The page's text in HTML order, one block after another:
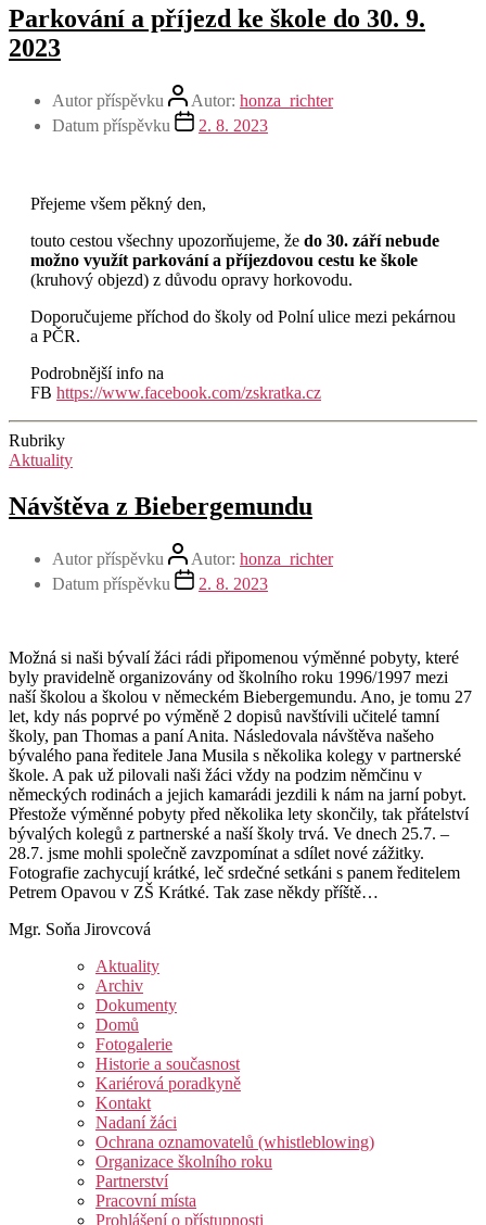
Parkování a příjezd ke škole do 30. 9.
2023
Autor příspěvku Autor: honza_richter
Datum příspěvku
2. 8. 2023
Přejeme všem pěkný den,
touto cestou všechny upozorňujeme, že do 30. září nebude
možno využít parkování a příjezdovou cestu ke škole
(kruhový objezd) z důvodu opravy horkovodu.
Doporučujeme příchod do školy od Polní ulice mezi pekárnou
a PČR.
Podrobnější info na
FB https://www.facebook.com/zskratka.cz
Rubriky
Aktuality
Návštěva z Biebergemundu
Autor příspěvku Autor: honza_richter
Datum příspěvku
2. 8. 2023
Možná si naši bývalí žáci rádi připomenou výměnné pobyty, které
byly pravidelně organizovány od školního roku 1996/1997 mezi
naší školou a školou v německém Biebergemundu. Ano, je tomu 27
let, kdy nás poprvé po výměně 2 dopisů navštívili učitelé tamní
školy, pan Thomas a paní Anita. Následovala návštěva našeho
bývalého pana ředitele Jana Musila s několika kolegy v partnerské
škole. A pak už pilovali naši žáci vždy na podzim němčinu v
německých rodinách a jejich kamarádi jezdili k nám na jarní pobyt.
Přestože výměnné pobyty před několika lety skončily, tak přátelství
bývalých kolegů z partnerské a naší školy trvá. Ve dnech 25.7. –
28.7. jsme mohli společně zavzpomínat a sdílet nové zážitky.
Fotografie zachycují krátké, leč srdečné setkáni s panem ředitelem
Petrem Opavou v ZŠ Krátké. Tak zase někdy příště…
Mgr. Soňa Jirovcová
Aktuality
Archiv
Dokumenty
Domů
Fotogalerie
Historie a současnost
Kariérová poradkyně
Kontakt
Nadaní žáci
Ochrana oznamovatelů (whistleblowing)
Organizace školního roku
Partnerství
Pracovní místa
Prohlášení o přístupnosti